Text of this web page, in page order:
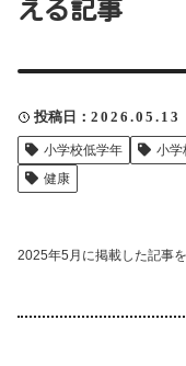
える記事
投稿日 2026.05.13
小学校低学年 小学
健康
2025年5月に掲載した記事